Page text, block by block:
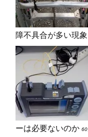
障不具合が多い現
ーは必要ないのか 60